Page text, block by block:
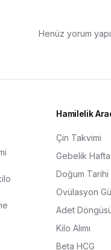
Henüz yorum
Hamilelik
Çin Takvimi
Gebelik
Doğum Tarihi
Ovülasyon
Adet
Kilo Alımı
Beta HCG